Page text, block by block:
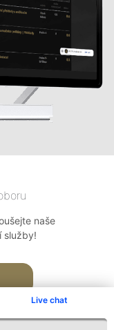
Live chat
naše
služby!